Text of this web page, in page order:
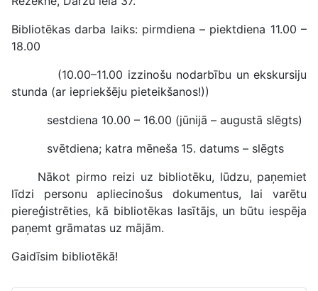
Bibliotēkas darba laiks: pirmdiena – piektdiena 11.00 –
18.00
(10.00–11.00 izzinošu nodarbību un ekskursiju
stunda (ar iepriekšēju pieteikšanos!))
sestdiena 10.00 – 16.00 (jūnijā – augustā slēgts)
svētdiena; katra mēneša 15. datums – slēgts
Nākot pirmo reizi uz bibliotēku, lūdzu, paņemiet
līdzi personu apliecinošus dokumentus, lai varētu
piereģistrēties, kā bibliotēkas lasītājs, un būtu iespēja
paņemt grāmatas uz mājām.
Gaidīsim bibliotēkā!